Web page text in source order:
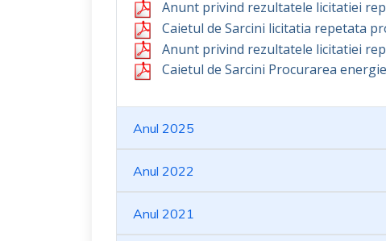
Anunt privind rezultatele licitatiei
Caietul de Sarcini licitatia repetata
Anunt privind rezultatele licitatiei
Caietul de Sarcini Procurarea
Anul 2025
Anul 2022
Anul 2021